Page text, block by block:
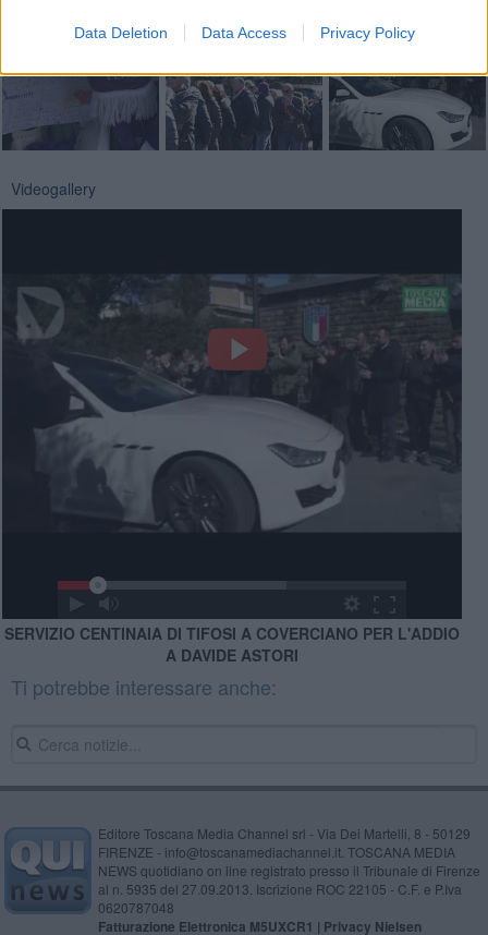
Data Deletion Data Access Privacy Policy
Videogallery
SERVIZIO CENTINAIA DI TIFOSI A COVERCIANO PER L'ADDIO
A DAVIDE ASTORI
Ti potrebbe interessare anche:
Editore Toscana Media Channel srl - Via Dei Martelli, 8 - 50129
FIRENZE - info@toscanamediachannel.it. TOSCANA MEDIA
NEWS quotidiano on line registrato presso il Tribunale di Firenze
al n. 5935 del 27.09.2013. Iscrizione ROC 22105 - C.F. e P.Iva
0620787048
Fatturazione Elettronica M5UXCR1 | Privacy Nielsen